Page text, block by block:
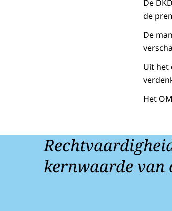
De
de
De
Uit het
Het
kernwaarde van